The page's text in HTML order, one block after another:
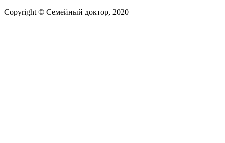
Copyright © Семейный доктор, 2020